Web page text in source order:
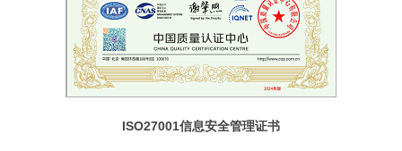
ISO27001信息安全管理证书